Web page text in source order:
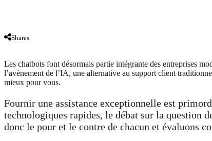
Shares
Les chatbots font désormais partie intégrante des entreprises
l’avènement de l’IA, une alternative au support client
mieux pour vous.
Fournir une assistance exceptionnelle est
technologiques rapides, le débat sur la question
donc le pour et le contre de chacun et évaluons